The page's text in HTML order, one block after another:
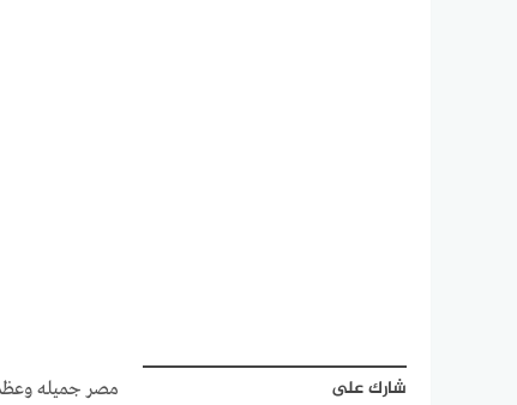
شارك على مصر جميله